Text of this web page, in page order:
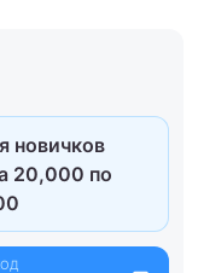
новичков
20,000 по